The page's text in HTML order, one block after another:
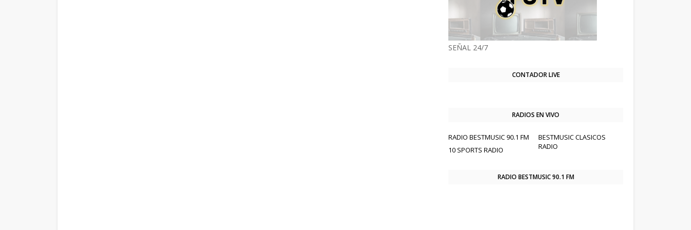
SEÑAL 24/7
CONTADOR LIVE
RADIOS EN VIVO
RADIO BESTMUSIC 90.1 FM
BESTMUSIC CLASICOS
RADIO
10 SPORTS RADIO
RADIO BESTMUSIC 90.1 FM